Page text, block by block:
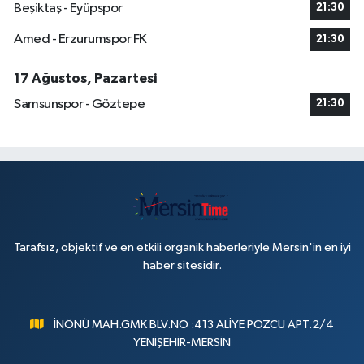
Beşiktaş - Eyüpspor 21:30
Amed - Erzurumspor FK 21:30
17 Ağustos, Pazartesi
Samsunspor - Göztepe
21:30
Tarafsız, objektif ve en etkili organik haberleriyle Mersin'in en iyi
haber sitesidir.
İNÖNÜ MAH.GMK BLV.NO :413 ALİYE POZCU APT.2/4
YENİŞEHİR-MERSİN